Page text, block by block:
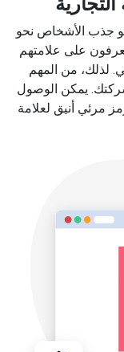
جذب الأشخاص نحو
على علامتهم
لذلك، من المهم
يمكن الوصول
مرئي أنيق لعلامة